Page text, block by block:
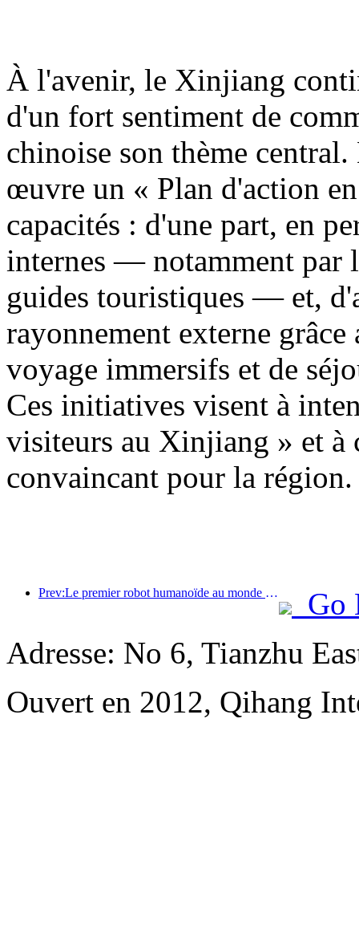
À l'avenir, le Xinjiang
d'un fort sentiment de
chinoise son thème
œuvre un « Plan d'action
capacités : d'une part, en
internes — notamment par
guides touristiques — et,
rayonnement externe
voyage immersifs et de
Ces initiatives visent à
visiteurs au Xinjiang » et à
convaincant pour la région.
Prev:Le premier robot humanoïde au monde dédié aux services de restauration multi-scénarios a été dévoilé.
Go
Adresse: No 6, Tianzhu
Ouvert en 2012, Qihang